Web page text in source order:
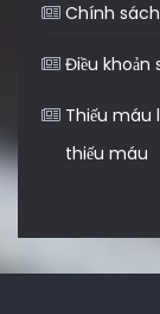
Chính
Điều khoản
Thiếu máu
thiếu máu